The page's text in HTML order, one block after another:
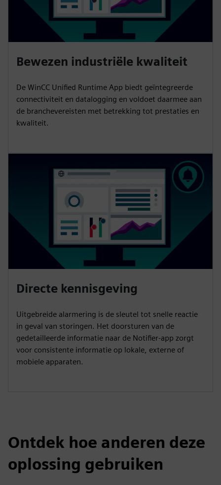
Bewezen industriële kwaliteit
De WinCC Unified Runtime App biedt geïntegreerde
connectiviteit en datalogging en voldoet daarmee aan
de branchevereisten met betrekking tot prestaties en
kwaliteit.
Directe kennisgeving
Uitgebreide alarmering is de sleutel tot snelle reactie
in geval van storingen. Het doorsturen van de
gedetailleerde informatie naar de Notifier-app zorgt
voor consistente informatie op lokale, externe of
mobiele apparaten.
Ontdek hoe anderen deze
oplossing gebruiken